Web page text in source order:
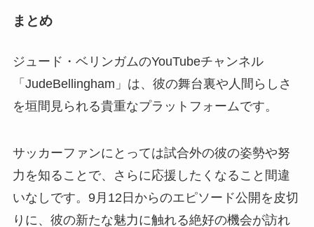
まとめ
ジュード・ベリンガムのYouTubeチャンネル
「JudeBellingham」は、彼の舞台裏や人間らしさ
を垣間見られる貴重なプラットフォームです。
サッカーファンにとっては試合外の彼の姿勢や努
力を知ることで、さらに応援したくなること間違
いなしです。9月12日からのエピソード公開を皮切
りに、彼の新たな魅力に触れる絶好の機会が訪れ